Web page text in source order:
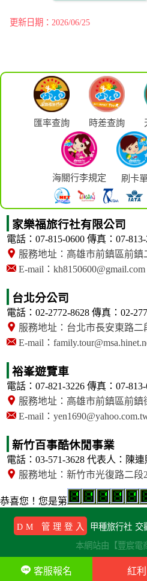
客服報名 紅利
更新日期：2026/06/25
匯率查詢 時差查詢
海關行李規定 刷卡單
家樂福旅行社有限公司
電話：07-815-0600 傳真：07-813-
服務地址：高雄市前鎮區前鎮
E-mail：kh8150600@gmail.com
台北分公司
電話：02-2772-8628 傳真：02-
服務地址：台北市長安東路二
E-mail：
裕峯遊覽車
電話：07-821-3226 傳真：07-813-
服務地址：高雄市前鎮區前鎮
E-mail：
新竹百事酷休閒事業
電話：03-571-3628 代表人：陳連
服務地址：新竹市光復路二段
恭喜您！ 您是第
DM 管理登入 甲種旅行社 交
本網站由【豐宸電